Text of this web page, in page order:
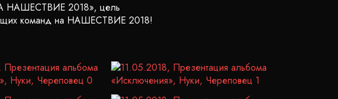
НАШЕСТВИЕ 2018», цель
команд на НАШЕСТВИЕ 2018!